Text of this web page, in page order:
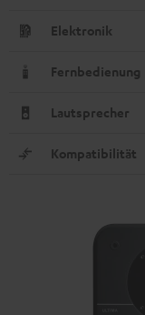
Elektronik
Fernbedienung
Lautsprecher
Kompatibilität